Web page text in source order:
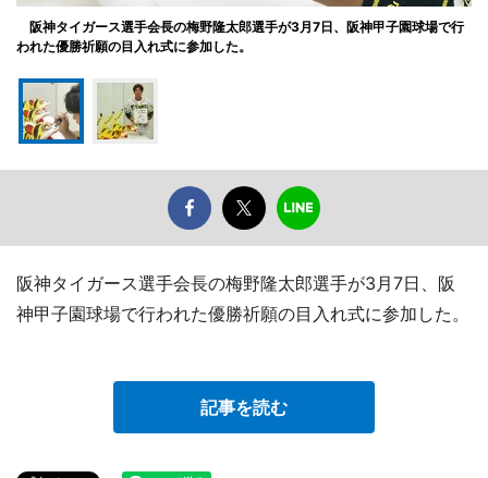
阪神タイガース選手会長の梅野隆太郎選手が3月7日、阪神甲子園球場で行
われた優勝祈願の目入れ式に参加した。
阪神タイガース選手会長の梅野隆太郎選手が3月7日、阪
神甲子園球場で行われた優勝祈願の目入れ式に参加した。
記事を読む